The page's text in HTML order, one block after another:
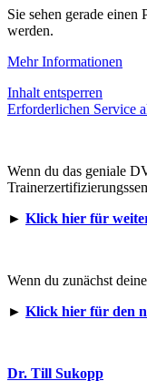
Sie sehen gerade einen
werden.
Mehr Informationen
Inhalt entsperren
Erforderlichen Service
Wenn du das geniale
► Klick hier für
Wenn du zunächst
► Klick hier für den
Dr. Till Sukopp